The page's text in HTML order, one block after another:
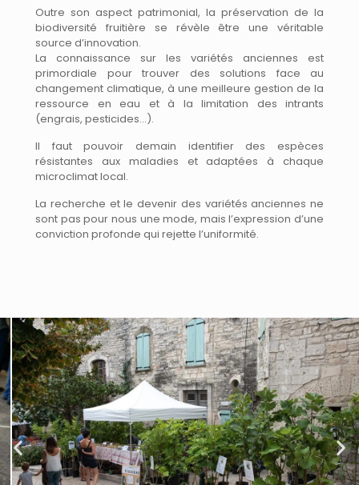
Outre son aspect patrimonial, la préservation de la
biodiversité fruitière se révèle être une véritable
source d’innovation.
La connaissance sur les variétés anciennes est
primordiale pour trouver des solutions face au
changement climatique, à une meilleure gestion de la
ressource en eau et à la limitation des intrants
(engrais, pesticides…).
Il faut pouvoir demain identifier des espèces
résistantes aux maladies et adaptées à chaque
microclimat local.
La recherche et le devenir des variétés anciennes ne
sont pas pour nous une mode, mais l’expression d’une
conviction profonde qui rejette l’uniformité.